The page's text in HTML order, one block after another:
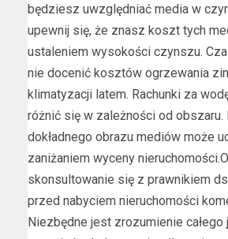
będziesz uwzględniać media w
upewnij się, że znasz koszt tych
ustaleniem wysokości czynszu.
nie docenić kosztów ogrzewania
klimatyzacji latem. Rachunki za
różnić się w zależności od obszaru.
dokładnego obrazu mediów może
zaniżaniem wyceny
skonsultowanie się z prawnikiem
przed nabyciem nieruchomości
Niezbędne jest zrozumienie całego